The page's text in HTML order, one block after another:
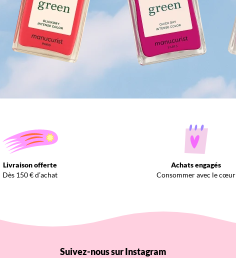
Livraison offerte
Dès 150 € d’achat
Achats engagés
Consommer avec le cœur
Suivez-nous sur Instagram